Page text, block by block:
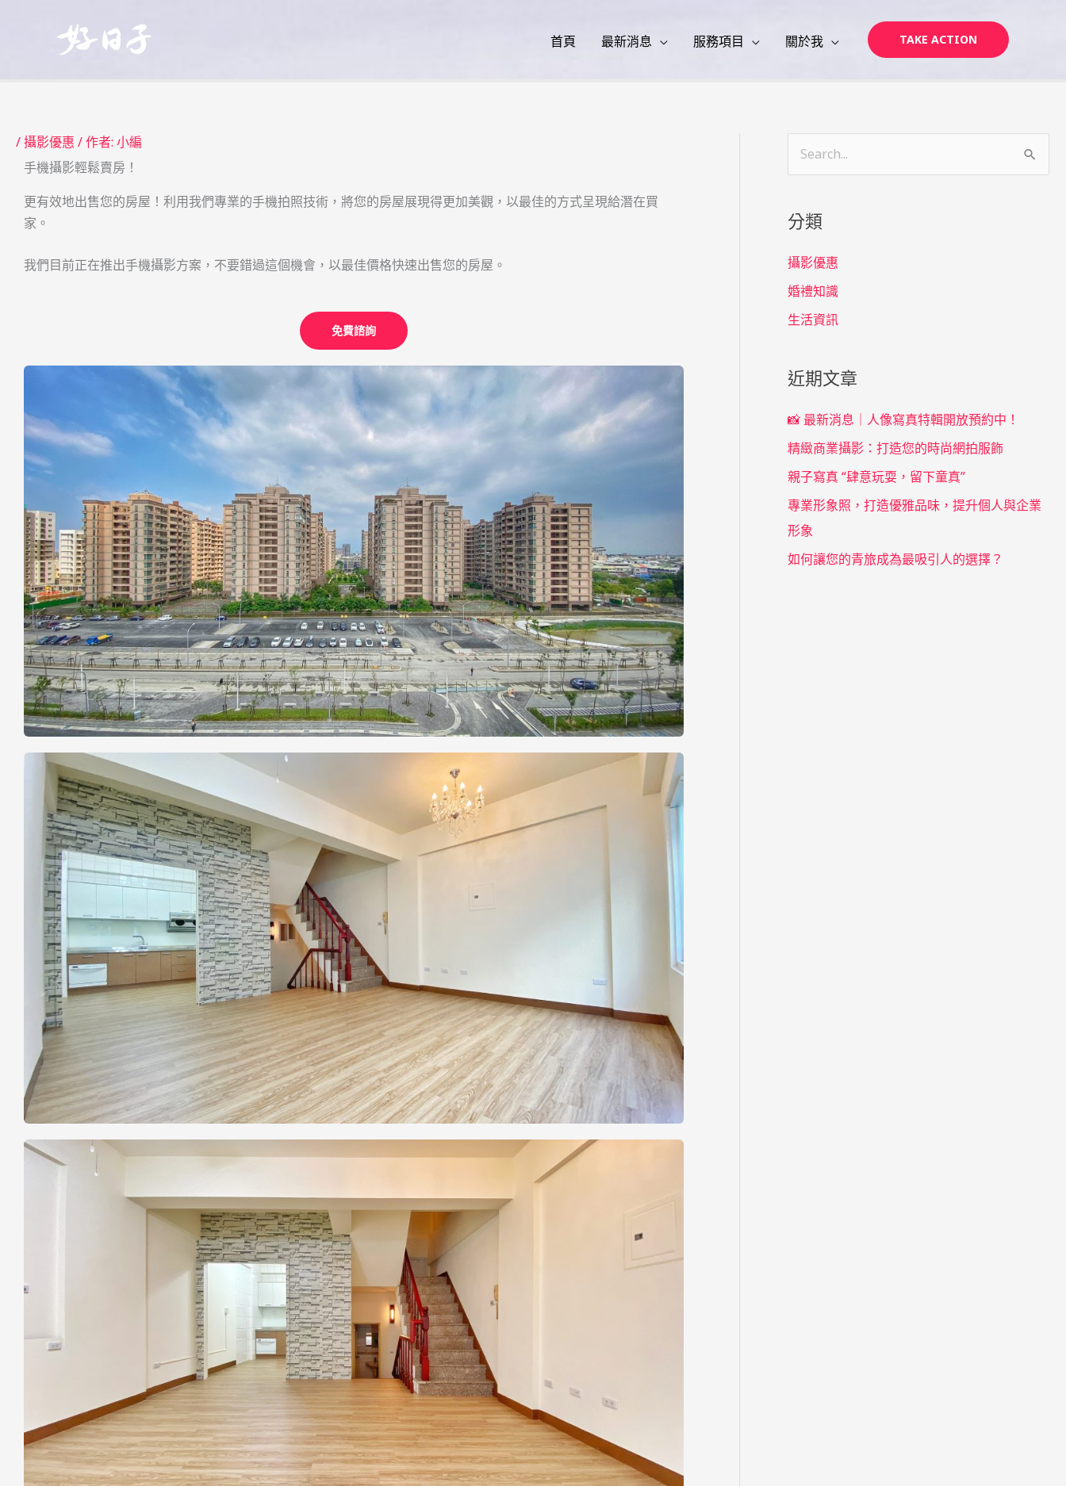
首頁 最新消息 服務項目 關於我 TAKE ACTION
/攝影優惠 / 作者: 小編
手機攝影輕鬆賣房！
更有效地出售您的房屋！利用我們專業的手機拍照技術，將您的房屋展現得更加美觀，以最佳的方式呈現給潛在買
家。
我們目前正在推出手機攝影方案，不要錯過這個機會，以最佳價格快速出售您的房屋。
免費諮詢
鍵
字
:
分類
攝影優惠
婚禮知識
生活資訊
近期文章
📸 最新消息｜人像寫真特輯開放預約中！
精緻商業攝影：打造您的時尚網拍服飾
親子寫真 “肆意玩耍，留下童真”
專業形象照，打造優雅品味，提升個人與企業
形象
如何讓您的青旅成為最吸引人的選擇？